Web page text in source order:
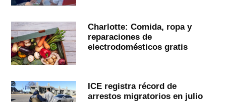
Charlotte: Comida, ropa y
reparaciones de
electrodomésticos gratis
ICE registra récord de
arrestos migratorios en julio